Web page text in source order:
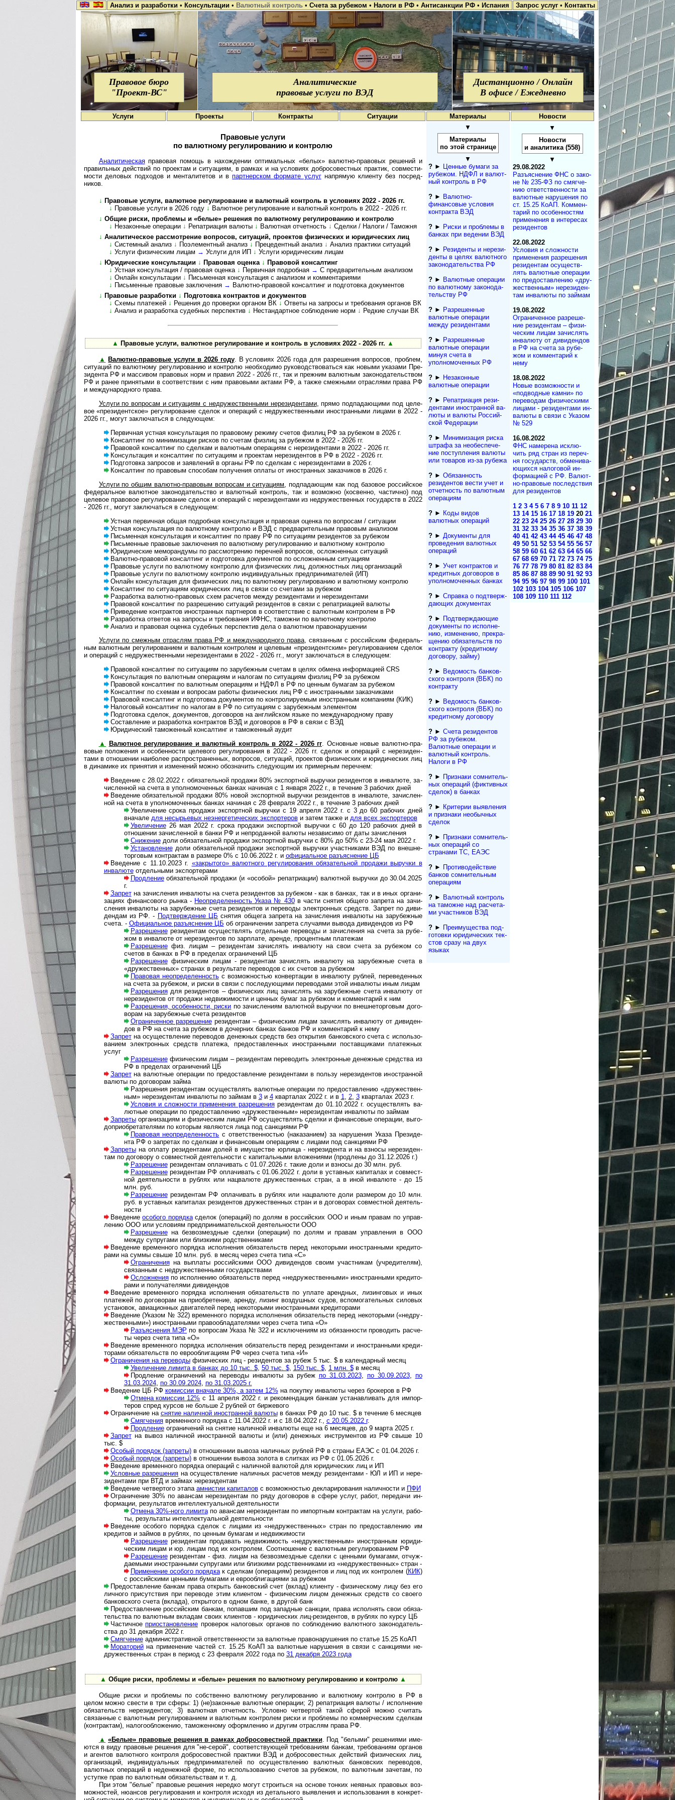
Анализ и разработки • Консультации • Валютный контроль • Счета за рубежом • Налоги в РФ • Антисанкции РФ • Испания Запрос услуг • Контакты
Правовое бюро
"Проект-ВС"
Аналитические
правовые услуги по ВЭД
Дистанционно / Онлайн
В офисе / Ежедневно
Услуги Проекты Контракты Ситуации Материалы Новости
Правовые услуги
по валютному регулированию и контролю
Ана­ли­ти­че­с­каяпра­во­вая по­мощь в на­хо­ж­де­нии оп­ти­ма­ль­ных «бе­лых» ва­лют­но-­пра­во­вых ре­ше­ний и
пра­ви­ль­ных дей­ст­вий по про­е­к­там и си­ту­а­ци­ям, в рам­ках и на усло­ви­ях доб­ро­со­вест­ных прак­тик, сов­мес­ти­
мо­сти дело­вых под­хо­дов и мен­та­ли­те­тов и впарт­не­р­с­ком фор­мате услугна­пря­мую кли­енту без по­сред­
ников.
↓ Пра­во­вые услуги, валютное ре­гу­ли­ро­ва­ние и валютный конт­роль в усло­виях 2022 - 2026 гг.
↓ Правовые услуги в 2026 году ↓ Валютное ре­гу­ли­ро­ва­ние и валютный конт­роль в 2022 - 2026 гг.
↓ Общие риски, проблемы и «белые» решения по валютному ре­гу­ли­ро­ва­нию и конт­ролю
↓ Незаконные операции ↓ Репатриация валюты ↓ Валютная отчетность ↓ Сделки / Налоги / Таможня
↓ Аналитическое рассмотрение вопросов, ситу­а­ций, про­ек­тов физи­чес­ких и юри­ди­чес­ких лиц
↓ Системный анализ ↓ Поэле­мент­ный ана­лиз ↓ Преце­дент­ный ана­лиз ↓ Ана­лиз прак­тики ситуаций
↓ Услуги физическим лицам → Услуги для ИП ↓ Услуги юри­ди­чес­ким лицам
↓ Юридические консультации ↓ Правовая оценка ↓ Правовой консалтинг
↓ Устная консультация / правовая оценка ↓ Первичная подробная → С пред­ва­ри­тель­ным анализом
↓ Онлайн консультации ↓ Письменная консультация с анализом и комментариями
↓ Пись­мен­ные право­вые заклю­чения → Валютно-­право­вой консал­тинг и подго­товка доку­ментов
↓ Правовые разработки ↓ Подготовка контрактов и документов
↓ Схемы платежей ↓ Решения до проверки органом ВК ↓ Ответы на запросы и требования органов ВК
↓ Анализ и разработка судебных перспектив ↓ Нестандартное соблюдение норм ↓ Редкие случаи ВК
▲ Пра­во­вые услуги, валютное ре­гу­ли­ро­ва­ние и конт­роль в усло­виях 2022 - 2026 гг. ▲
▲ Валютно-правовые услуги в 2026 году. В усло­виях 2026 года для разре­шения воп­ро­сов, про­б­лем,
ситу­а­ций по валют­ному регу­ли­ро­ва­нию и конт­ролю необ­хо­димо руко­вод­ст­во­ва­ться как новыми ука­зами Пре­
зи­дента РФ и мас­си­вом пра­во­вых норм и пра­вил 2022 - 2026 гг., так и преж­ним валют­ным за­ко­но­да­тель­ст­вом
РФ и ранее при­ня­тыми в соот­вет­ст­вии с ним пра­во­выми актами РФ, а также смеж­ными отра­с­лями права РФ
и меж­ду­на­род­ного права.
Услуги по вопросам и ситуациям с недру­жест­вен­ными нере­зи­ден­тами, прямо под­пада­ю­щими под целе­
вое «пре­зи­дент­ское» регу­ли­ро­вание сде­лок и опе­ра­ций с недру­жест­вен­ными ино­ст­ран­ными лицами в 2022 -
2026 гг., могут заклю­ча­ться в сле­дующем:
Первичная устная консультация по правовому режиму сче­тов физ­лиц РФ за рубе­жом в 2026 г.
Консалтинг по минимизации рисков по счетам физлиц за рубе­жом в 2022 - 2026 гг.
Правовой консалтинг по сделкам и валютным опера­циям с нере­зи­ден­тами в 2022 - 2026 гг.
Консультация и консалтинг по ситуациям и про­ек­там нере­зи­ден­тов в РФ в 2022 - 2026 гг.
Подготовка запросов и заявлений в органы РФ по сдел­кам с нере­зи­ден­тами в 2026 г.
Консалтинг по правовым способам получения оплаты от ино­ст­ран­ных заказ­чи­ков в 2026 г.
Услуги по общим валютно-правовым вопросам и ситуациям , под­пада­ю­щим как под базовое рос­сий­ское
феде­раль­ное валют­ное зако­нода­тель­ство и валют­ный конт­роль, так и воз­мо­жно (кос­вен­но, час­ти­чно) под
целе­вое пра­во­вое регу­ли­ро­ва­ние сде­лок и опе­ра­ций с нере­зи­ден­тами из недру­жест­вен­ных госу­дарств в 2022
- 2026 гг., могут заклю­чаться в сле­дующем:
Устная первичная общая подробная консуль­та­ция и пра­во­вая оценка по воп­ро­сам / ситу­ации
Устная консультация по валютному конт­ролю и ВЭД с пред­вари­тель­ным пра­во­вым ана­лизом
Письменная консультация и консалтинг по праву РФ по ситу­а­циям рези­ден­тов за рубежом
Письменные правовые заключения по валютному регу­ли­ро­ва­нию и валют­ному конт­ролю
Юридические меморандумы по рассмотрению пере­ч­ней воп­ро­сов, ослож­нен­ных ситу­аций
Валютно-правовой консалтинг и подго­товка доку­мен­тов по ослож­нен­ным ситу­ациям
Правовые услуги по валютному контролю для физичес­ких лиц, долж­ност­ных лиц орга­ни­заций
Правовые услуги по валютному контролю инди­виду­аль­ных пред­при­ни­ма­те­лей (ИП)
Онлайн консультация для физических лиц по валют­ному регу­ли­ро­ва­нию и валют­ному конт­ролю
Консалтинг по ситуациям юриди­чес­ких лиц в связи со сче­тами за рубе­жом
Разработка валютно-правовых схем расчетов между рези­ден­тами и нере­зи­ден­тами
Правовой консалтинг по разрешению ситу­аций рези­ден­тов в связи с репат­ри­а­цией валюты
Приведение контрактов иностранных партнеров в соот­вет­ст­вие с валют­ным кон­т­ро­лем в РФ
Разработка ответов на запросы и требо­ва­ния ИФНС, тамо­жни по валют­ному конт­ролю
Анализ и право­вая оценка судеб­ных перс­пек­тив дела о валют­ном право­на­ру­шении
Услуги по смеж­ным отрас­лям права РФ и меж­ду­на­род­ного права, свя­зан­ным с рос­сий­ским феде­раль­
ным валют­ным регу­ли­ро­ва­нием и валют­ным конт­ро­лем и целе­вым «пре­зи­дент­ским» регу­ли­ро­ва­нием сде­лок
и опе­ра­ций с недру­жест­вен­ными нере­зи­ден­тами в 2022 - 2026 гг., могут заклю­ча­ться в сле­дующем:
Правовой консалтинг по ситуациям по зару­беж­ным сче­там в целях обмена инфор­ма­цией CRS
Консультация по валютным операциям и нало­гам по ситу­а­циям физ­лиц РФ за рубежом
Правовой консалтинг по валютным опера­циям и НДФЛ в РФ по цен­ным бума­гам за рубежом
Консалтинг по схемам и вопросам работы физи­чес­ких лиц РФ с ино­ст­ран­ными заказ­чи­ками
Правовой консалтинг и подготовка доку­мен­тов по конт­ро­ли­ру­е­мым ино­ст­ран­ным ком­па­ниям (КИК)
Налоговый консалтинг по налогам в РФ по ситуа­циям с зару­беж­ным эле­мен­том
Подготовка сделок, документов, дого­во­ров на анг­лий­ском языке по меж­ду­на­род­ному праву
Составление и разработка контрак­тов ВЭД и дого­во­ров в РФ в связи с ВЭД
Юридический таможенный консал­тинг и тамо­жен­ный аудит
▲
Валютное ре­гу­ли­ро­ва­ние и валютный конт­роль в 2022 - 2026 гг . Основ­ные новые валют­но-пра­
вовые поло­жения и осо­бен­ности целевого регу­лиро­вания в 2022 - 2026 гг. сде­лок и опе­ра­ций с нере­зи­ден­
тами в отно­ше­нии наибо­лее распро­стра­нен­ных, воп­ро­сов, ситу­аций, проек­тов физи­чес­ких и юриди­чес­ких лиц
в дина­мике их при­ня­тия и изме­не­ний можно обоз­на­чить сле­ду­ющим их при­мер­ным перечнем:
Введение с 28.02.2022 г. обязательной продажи 80% экс­порт­ной выру­чки рези­ден­тов в инва­люте, за­
чис­лен­ной на счета в упол­но­мо­чен­ных бан­ках начи­ная с 1 января 2022 г., в тече­ние 3 рабо­чих дней
Введение обязательной продажи 80% новой экс­порт­ной выру­чки рези­ден­тов в инва­люте, за­чис­лен­
ной на счета в упол­но­мо­чен­ных бан­ках начи­ная с 28 фев­раля 2022 г., в тече­ние 3 рабо­чих дней
Увеличение срока продажи экспортной выручки с 19 апреля 2022 г. с 3 до 60 рабо­чих дней
вна­чале для несырь­евых неэнер­ге­ти­чес­ких экспор­те­рови затем также и для всех экс­пор­теров
Увеличение26 мая 2022 г. срока продажи экс­порт­ной выру­чки с 60 до 120 рабо­чих дней в
отно­ше­нии зачис­лен­ной в банки РФ и непро­дан­ной валюты неза­ви­симо от даты зачис­ления
Снижениедоли обязательной продажи экспорт­ной выру­чки с 80% до 50% с 23-24 мая 2022 г.
Установлениедоли обя­за­тель­ной про­да­жи экс­порт­ной вы­руч­ки участ­ни­ка­ми ВЭД по внеш­не­
тор­го­вым кон­т­рак­там в раз­мере 0% с 10.06.2022 г. и офици­аль­ное разъяс­нение ЦБ
Введение с 11.10.2023 г. «закрытого» валют­ного регули­рова­ния обяза­тель­ной про­дажи выру­чки в
инва­лютеотдель­ными экс­пор­терами
Продлениеобязательной продажи (и «особой» репатриации) валютной выручки до 30.04.2025
г.
Запретна зачисления инвалюты на счета резидентов за рубежом - как в банках, так и в иных ор­га­ни­
за­ци­ях фи­нан­со­во­го рын­ка - Не­оп­ре­де­лен­ность Указа № 430в час­ти сня­тия об­ще­го зап­ре­та на за­чи­
сле­ния ин­ва­лю­ты на за­ру­беж­ные счета ре­зи­ден­тов и пере­воды эле­к­т­рон­ных средств. Зап­рет по ди­ви­
ден­дам из РФ. - Подтверждение ЦБ снятия общега запрета на зачис­ления инва­люты на за­ру­беж­ные
счета. - Офи­ци­аль­ное разъ­яс­не­ние ЦБ об огра­ни­че­нии зап­рета слу­ча­ями вы­вода диви­ден­дов из РФ
Разрешениерезидентам осуществлять отдель­ные пере­воды и зачи­сле­ния на счета за рубе­
жом в инва­люте от нерези­ден­тов по зар­плате, аре­нде, про­цент­ным пла­тежам
Разрешениефиз. лицам – резидентам зачислять инва­люту на свои счета за рубежом со
счетов в банках в РФ в пре­де­лах огра­ни­че­ний ЦБ
Разрешениефизическим лицам - резидентам за­чис­лять ин­ва­люту на за­ру­беж­ные счета в
«дру­жес­т­вен­ных» стра­нах в резуль­тате пере­во­дов с их сче­тов за рубежом
Правовая неопределенностьс возможностью конвер­та­ции в инва­люту руб­лей, пере­ве­ден­ных
на счета за рубе­жом, и риски в связи с после­дую­щими пере­во­дами этой инва­люты иным лицам
Раз­ре­ше­ни­ядля ре­зи­ден­тов – физи­чес­ких лиц за­чис­лять на за­ру­беж­ные сче­та ин­ва­лю­ту от
не­ре­зи­ден­тов от про­да­жи не­дви­жи­мос­ти и цен­ных бу­маг за ру­бе­жом и ком­мен­та­рий к ним
Разрешения, особенности, риски по зачислениям валют­ной вы­руч­ки по внеш­не­тор­го­вым до­го­
во­рам на за­ру­беж­ные счета рези­дентов
Ограниченное раз­ре­ше­ниере­зи­ден­там – фи­зи­чес­ким ли­цам за­чис­лять ин­ва­лю­ту от ди­ви­ден­
дов в РФ на сче­та за ру­бе­жом в дочер­них бан­ках бан­ков РФ и ком­мен­та­рий к нему
Запретна осуществление переводов денежных средств без открытия бан­ков­ского счета с ис­поль­зо­
ва­ни­ем элект­рон­ных средств пла­тежа, предо­став­лен­ных ино­ст­ран­ными постав­щи­ками плате­жных
услуг
Разрешениефизическим лицам – резидентам пере­во­дить элект­рон­ные денеж­ные сред­ства из
РФ в пре­де­лах огра­ни­че­ний ЦБ
Запретна валютные операции по предо­став­ле­ние рези­ден­тами в пользу не­ре­зи­ден­тов ино­стран­ной
ва­люты по дого­ворам займа
Разрешения ре­зи­ден­там осу­щест­в­лять ва­лют­ные опе­ра­ции по пред­остав­ле­нию «дру­жест­вен­
ным» не­ре­зи­ден­там ин­ва­лю­ты по займам в 3и 4кварталах 2022 г. и в 1 2, 3кварталах 2023 г.
Условия и сложности при­ме­не­ния раз­ре­ше­нияре­зи­ден­там до 01.10.2022 г. осу­щест­в­лять ва­
лют­ные опе­ра­ции по пред­остав­ле­нию «дру­жест­вен­ным» не­ре­зи­ден­там ин­ва­лю­ты по займам
Запретыорганизациям и физическим лицам РФ осуществлять сделки и финан­совые опе­ра­ции, вы­го­
до­при­об­ре­та­те­ля­ми по кото­рым явля­ются лица под санк­циями РФ
Правовая неопределенность с ответственностью (наказанием) за нару­ше­ния Указа Пре­зи­де­
нта РФ о зап­ре­тах по сдел­кам и финан­со­вым опе­ра­циям с лицами под санк­ци­ями РФ
Запретына оплату резидентами долей в имуще­стве юрлица - нере­зи­дента и на взносы нере­зи­ден­
там по дого­вору о сов­мест­ной деятель­ности с капи­таль­ными вложе­ниями (прод­лены до 31.12.2026 г.)
Разрешениерезидентам оплачивать с 01.07.2026 г. такие доли и взносы до 30 млн. руб.
Разрешениерезидентам РФ оплачивать с 01.06.2022 г. доли в ус­тав­ных ка­пи­та­лах и со­вмест­
ной де­я­тель­нос­ти в руб­лях или нац­ва­люте дру­жест­вен­ных стран, а в иной инва­люте - до 15
млн. руб.
Разрешениерезидентам РФ оплачивать в рублях или нац­ва­люте доли раз­ме­ром до 10 млн.
руб. в устав­ных капи­та­лах рези­ден­тов дру­жест­вен­ных стран и в дого­во­рах сов­мест­ной дея­тель­
ности
Введениеособого порядкасделок (опе­ра­ций) по долям в рос­сий­ских ООО и иным пра­вам по управ­
ле­нию ООО или усло­виям пред­при­ни­ма­тель­ской де­я­тель­ности ООО
Разрешениена безвозмездные сделки (опера­ции) по долям и правам управ­ления в ООО
между суп­ру­гами или близ­кими род­ст­вен­никами
Введение временного порядка исполнения обязательств перед не­ко­то­ры­ми ино­стран­ны­ми кре­ди­то­
ра­ми на суммы свыше 10 млн. руб. в месяц через счета типа «С»
Ограниченияна выплаты российскими ООО диви­ден­дов своим участ­никам (учре­ди­телям),
свя­зан­ным с недру­жест­вен­ными госу­дарствами
Осложненияпо исполнению обязательств перед «недру­жест­венными» ино­стран­ными кре­ди­то­
ра­ми и полу­ча­те­лями диви­дендов
Введение временного порядка исполнения обязательств по уплате арендных, лизинговых и иных
пла­те­жей по дого­во­рам на при­обре­те­ние, аренду, лизинг воз­душ­ных судов, вспо­мо­га­тель­ных силовых
ус­та­но­вок, ави­а­ци­он­ных дви­га­те­лей перед неко­то­рыми ино­стран­ными кре­ди­торами
Введение (Указом № 322) временного порядка исполнения обя­за­тельств пе­ред не­ко­то­ры­ми («не­дру­
жес­т­вен­ны­ми») ино­стран­ны­ми пра­во­об­ла­да­те­ля­ми через счета типа «О»
Разъяснения МЭР по во­п­ро­сам Ука­за № 322 и ис­к­лю­че­ни­ям из обя­зан­нос­ти про­во­дить рас­че­
ты че­рез сче­та типа «О»
Введение временного порядка исполнения обя­за­тельств пе­ред ре­зи­ден­та­ми и ино­стран­ны­ми кре­ди­
то­ра­ми обя­за­тельств по ев­ро­об­ли­га­ци­ям РФ че­рез счета типа «И»
Ограничения на переводыфи­зи­ческих лиц - ре­зи­ден­тов за ру­беж 5 тыс. $ в ка­лен­дар­ный ме­сяц
Увеличение лимита в банках до 10 тыс. $, 50 тыс. $, 150 тыс. $, 1 млн. $в месяц
Продление ог­ра­ни­че­ний на пе­ре­во­ды ин­ва­лю­ты за ру­беж по 31.03.2023, по 30.09.2023, по
31.03.2024, по 30.09.2024, по 31.03.2025 г.
Введение ЦБ РФ комиссии вначале 30%, а затем 12% на поку­пку инва­люты через бро­ке­ров в РФ
Отмена комиссии 12% с 11 апреля 2022 г. и рекомендация банкам уста­нав­ли­вать для им­пор­
те­ров спред кур­сов не больше 2 руб­лей от бир­жевого
Ограничение на снятие наличной иност­ранной валютыв бан­ках РФ до 10 тыс. $ в тече­ние 6 месяцев
Смягчениявременного порядка с 11.04.2022 г. и с 18.04.2022 г., с 20.05.2022 г.
Продлениеограничений на снятие на­лич­ной ин­ва­лю­ты еще на 6 ме­ся­цев, до 9 марта 2025 г.
Запретна вывоз наличной ино­ст­ран­ной валюты и (или) денеж­ных инст­ру­ментов из РФ свыше 10
тыс. $
Особый порядок (запреты)в отношеннии вывоза наличных рублей РФ в страны ЕАЭС с 01.04.2026 г.
Особый порядок (запреты)в отношении вывоза золота в слитках из РФ с 01.05.2026 г.
Введение временного порядка опера­ций с наличной валю­той для юриди­чес­ких лиц и ИП
Условные разрешения на осущест­вление налич­ных рас­четов между рези­ден­тами - ЮЛ и ИП и нере­
зи­ден­тами при ВТД и зай­мах нере­зидентам
Введение четвертого этапа амнистии капиталовс возмож­но­стью декла­риро­вания налич­ности и ПФИ
Ограничение 30% по авансам нерези­дентам по ряду дого­воров в сфере услуг, работ, пере­дачи ин­
фор­ма­ции, резуль­татов интел­лек­ту­аль­ной деяте­льности
Отмена 30%-ного лимитапо аван­сам не­ре­зи­ден­там по им­порт­ным кон­т­рак­там на ус­лу­ги, ра­бо­
ты, ре­зуль­та­ты ин­тел­лек­ту­аль­ной де­я­тель­ности
Введение особого порядка сделок с лицами из «не­дру­жест­вен­ных» стран по пре­до­став­ле­нию им
кре­ди­тов и займов в рублях, по цен­ным бума­гам и недви­жи­мости
Разрешениерезиден­там про­да­вать не­дви­жи­мость «не­дру­жест­вен­ным» ино­стран­ным юри­ди­
чес­ким ли­цам и юр. ли­цам под их конт­ро­лем. Со­от­но­ше­ние с ва­лют­ным ре­гу­ли­ро­ва­ни­ем РФ
Разрешениерезидентам - физ. лицам на безвоз­мезд­ные сделки с цен­ными бума­гами, отчуж­
да­е­мыми ино­ст­ран­ны­ми супру­гами или близ­кими род­ст­вен­ни­ками из «недру­жест­вен­ных» стран -
Применение особого порядкак сдел­кам (опера­циям) рези­ден­тов и лиц под их конт­ролем (КИК)
с рос­сий­скими цен­ными бума­гами и евро­обли­га­ци­ями за рубежом
Предоставление банкам права открыть банковский счет (вклад) клиенту - физи­чес­кому лицу без его
лич­но­го при­сут­ствия при пере­воде этим клиен­том - физи­чес­ким лицом денеж­ных средств со сво­его
бан­ков­с­ко­го счета (вкла­да), откры­того в одном банке, в другой банк
Предоставление российским банкам, попавшим под западные санкции, права исполнять свои обя­за­
тель­ства по валютным вкла­дам своих кли­ен­тов - юри­ди­чес­ких лиц-­рези­ден­тов, в рублях по курсу ЦБ
Частичное приостановление проверок налоговых органов по соблю­дению валют­ного зако­но­да­тель­
ства до 31 де­каб­ря 2022 г.
Смягчениеадминистративной ответственности за валют­ные пра­во­на­ру­ше­ния по статье 15.25 КоАП
Мораторийна при­ме­не­ние частей ст. 15.25 КоАП за ва­лют­ные на­ру­ше­ния в свя­зи с сан­к­ци­я­ми не­
дру­жест­вен­ных стран в пери­од с 23 фев­раля 2022 года по 31 дека­бря 2023 года
▲ Общие риски, проблемы и «белые» решения по валютному ре­гу­ли­ро­ва­нию и конт­ролю ▲
Общие риски и проблемы по собственно валют­ному регули­ро­ванию и валют­ному конт­ролю в РФ в
целом можно свести в три сферы: 1) (не)за­кон­ные валют­ные опера­ции; 2) репатри­ация валюты / испол­нение
обяза­тельств нерези­дентов; 3) валют­ная отчет­ность. Условно чет­вер­той такой сферой можно счи­тать
связан­ные с валют­ным регули­рова­нием и валют­ным конт­ролем риски и проб­лемы по коммер­ческим сдел­кам
(конт­рак­там), налого­обло­жению, тамо­жен­ному оформ­лению и другим отра­слям права РФ.
▲ «Белые» правовые решения в рамках добросо­вест­ной практики. Под "белыми" решениями име­
ют­ся в виду право­вые решения для "не-серой", соответ­ствующей требо­ваниям банкам, требо­ваниям органов
и агентов валютного конт­роля добросо­вестной практики ВЭД и добросо­вестных дейст­вий физиче­ских лиц,
органи­заций, ин­ди­ви­ду­аль­ных пред­прини­ма­телей по осущест­вле­нию валют­ных бан­ков­ских пере­водов,
валют­ных опера­ций в недене­жной форме, по исполь­зованию счетов за рубе­жом, по валют­ным заче­там, по
усту­пке прав по валют­ным обяза­тель­ствам и т. д.
При этом "белые" правовые решения нередко могут стро­иться на основе тон­ких неяв­ных пра­во­вых воз­
мож­нос­тей, нюа­н­сов регу­ли­ро­ва­ния и конт­роля исходя из деталь­ного выяв­ле­ния и испо­ль­зо­ва­ния в конк­рет­
▼
Материалы
по этой странице
▼
?► Ценные бумаги за
рубежом. НДФЛ и ва­лют­
ный кон­т­роль в РФ
?► Валютно-
финансовые условия
контракта ВЭД
?► Риски и проблемы в
банках при ведении ВЭД
?► Резиденты и не­ре­зи­
ден­ты в целях валютного
за­ко­но­да­тель­ст­ва РФ
?► Валютные операции
по валютному за­ко­но­да­
тель­ст­ву РФ
?► Разрешенные
валютные операции
между резидентами
?► Разрешенные
валютные операции
минуя счета в
уполномоченных РФ
?► Незаконные
валютные операции
?► Репатриация ре­зи­
ден­та­ми иностранной ва­
лю­ты и валюты Рос­сий­
ской Федерации
?► Минимизация риска
штрафа за не­обес­пе­че­
ние поступления валюты
или товаров из-за рубежа
?► Обязанность
резиден­тов вести учет и
отчетность по валютным
операциям
?► Коды видов
валютных операций
?► Документы для
проведения валютных
операций
?► Учет контрактов и
кре­дит­ных договоров в
упол­номоченных банках
?► Справка о под­твер­ж­
да­ю­щих документах
?► Подтверждающие
документы по ис­пол­не­
нию, из­ме­не­нию, пре­кра­
ще­нию обя­за­тельств по
кон­т­рак­ту (кре­дит­но­му
до­го­во­ру, займу)
?► Ведомость бан­ков­
ско­го контроля (ВБК) по
контракту
?► Ведомость бан­ков­
ско­го контроля (ВБК) по
кредитному договору
?► Счета резидентов
РФ за рубежом.
Валютные операции и
валютный контроль.
Налоги в РФ
?► Признаки сомнитель­
ных операций (фиктивных
сделок) в банках
?► Критерии выявления
и признаки необычных
сделок
?► Признаки сомнитель­
ных операций со
странами ТС, ЕАЭС
?► Противодействие
банков сомнительным
операциям
?► Валютный контроль
на таможне над рас­че­та­
ми участников ВЭД
?► Преимущества под­
гото­вки юри­ди­чес­ких тек­
с­тов сразу на двух
языках
▼
Новости
и аналитика (558)
▼
29.08.2022
Разъяснение ФНС о за­ко­
не № 235-ФЗ по смяг­че­
нию от­вет­ст­вен­нос­ти за
ва­лют­ные на­ру­ше­ния по
ст. 15.25 КоАП. Ком­мен­
та­рий по осо­бен­нос­тям
при­ме­не­ния в ин­те­ре­сах
ре­зи­ден­тов
22.08.2022
Условия и сложности
при­ме­не­ния раз­ре­ше­ния
ре­зи­ден­там осу­щест­в­
лять ва­лют­ные опе­ра­ции
по пред­остав­ле­нию «дру­
жест­вен­ным» не­ре­зи­ден­
там ин­ва­лю­ты по займам
19.08.2022
Ограниченное раз­ре­ше­
ние ре­зи­ден­там – фи­зи­
чес­ким ли­цам за­чис­лять
ин­ва­лю­ту от ди­ви­ден­дов
в РФ на сче­та за ру­бе­
жом и ком­мен­та­рий к
нему
18.08.2022
Новые возможности и
«под­вод­ные кам­ни» по
пе­ре­во­дам фи­зи­чес­ки­ми
ли­ца­ми - ре­зи­ден­та­ми ин­
ва­лю­ты в связи с Ука­зом
№ 529
16.08.2022
ФНС намерена ис­к­лю­
чить ряд стран из пе­реч­
ня го­су­дарств, об­ме­ни­ва­
ю­щих­ся на­ло­го­вой ин­
фор­ма­ци­ей с РФ. Ва­лют­
но-пра­во­вые по­след­ст­вия
для ре­зи­ден­тов
1 2 3 4 5 6 7 8 9 10 11 12
13 14 15 16 17 18 19 20 21
22 23 24 25 26 27 28 29 30
31 32 33 34 35 36 37 38 39
40 41 42 43 44 45 46 47 48
49 50 51 52 53 54 55 56 57
58 59 60 61 62 63 64 65 66
67 68 69 70 71 72 73 74 75
76 77 78 79 80 81 82 83 84
85 86 87 88 89 90 91 92 93
94 95 96 97 98 99 100 101
102 103 104 105 106 107
108 109 110 111 112